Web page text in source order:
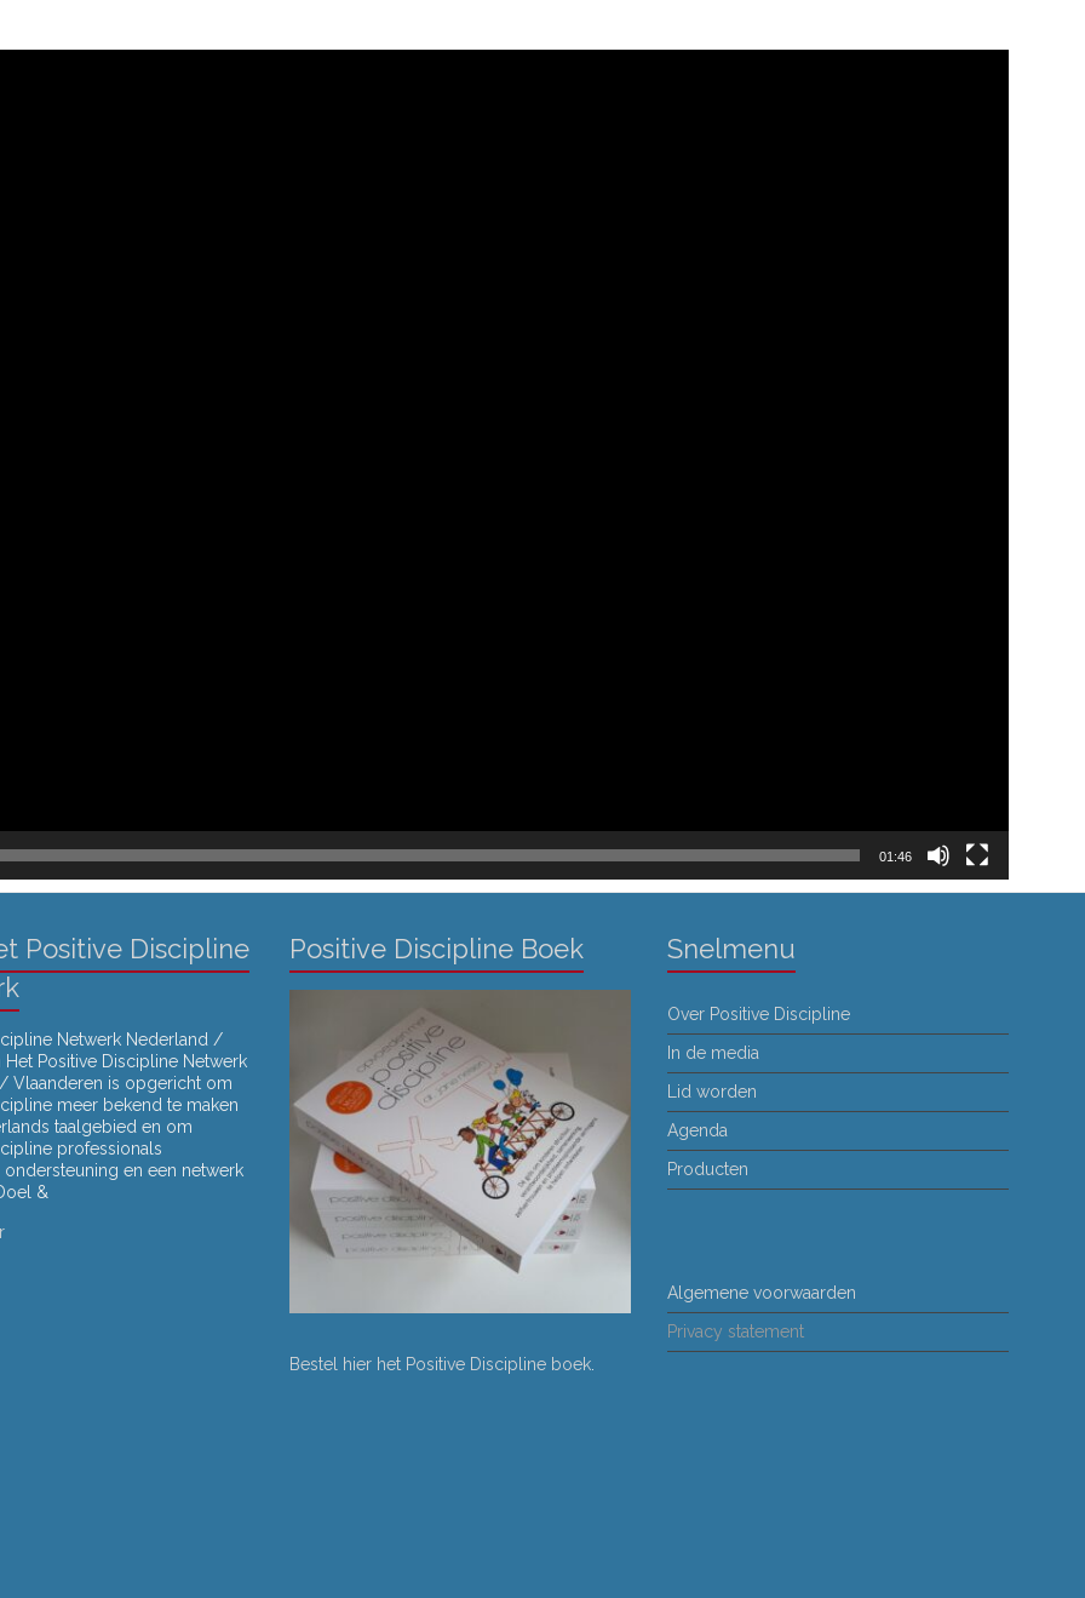
01:46
Positive Discipline
Netwerk Nederland /
Het Positive Discipline Netwerk
Vlaanderen is opgericht om
meer bekend te maken
taalgebied en om
professionals
ondersteuning en een netwerk
&
Positive Discipline Boek
Bestel hier het Positive Discipline boek
Snelmenu
Over Positive Discipline
In de media
Lid worden
Agenda
Producten
Algemene voorwaarden
Privacy statement